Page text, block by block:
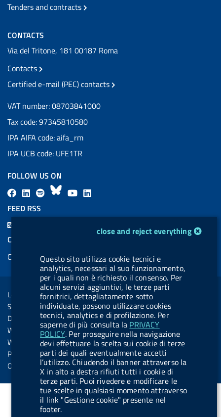
cookie management moduleclose and reject everything
Questo sito utilizza cookie tecnici e
analytics, necessari al suo funzionamento,
per i quali non è richiesto il consenso. Per
alcuni servizi aggiuntivi, le terze parti
fornitrici, dettagliatamente sotto
individuate, possono utilizzare cookies
tecnici, analytics e di profilazione. Per
saperne di più consulta la PRIVACY
POLICY. Per proseguire nella navigazione
devi effettuare la scelta sui cookie di terze
parti dei quali eventualmente accetti
l’utilizzo. Chiudendo il banner attraverso la
X in alto a destra rifiuti tutti i cookie di
terze parti. Puoi rivedere e modificare le
tue scelte in qualsiasi momento attraverso
il link "Gestione cookie" presente nel
footer.
Tenders and contracts
CONTACTS
Via del Tritone, 181 00187 Roma
Contacts
Certified e-mail (PEC) contacts
VAT number: 08703841000
Tax code: 97345810580
IPA AIFA code: aifa_rm
IPA UCB code: UFE1TR
FOLLOW US ON
F
a
c
L
i
n
b
.
b
u
t
t
o
n
.
s
p
o
t
B
u
k
y
Y
u
b
e
n
d
i
n
FEED RSS
COOKIES
Cookie management
Sezione Link Utili
Legal notice
Social Media Policy
Dichiarazione di accessibilità
Web accessibility
Website statistics
Privacy
Online services